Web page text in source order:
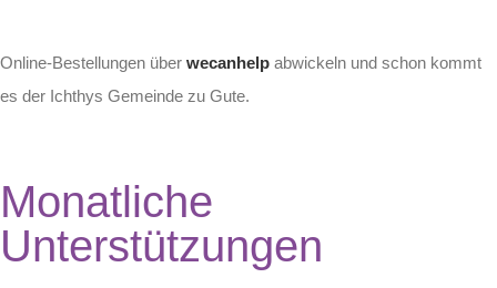
Online-Bestellungen über wecanhelp abwickeln und schon kommt
es der Ichthys Gemeinde zu Gute.
Monatliche
Unterstützungen